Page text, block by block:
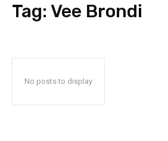
Tag: Vee Brondi
No posts to display